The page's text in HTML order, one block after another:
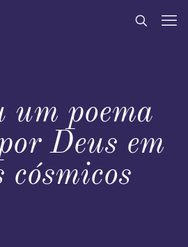
um poema
Deus em
cósmicos